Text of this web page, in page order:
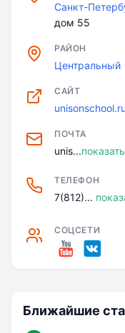
Санкт-
дом 55
РАЙОН
Центральный
САЙТ
ПОЧТА
unis...
ТЕЛЕФОН
7(812)...
СОЦСЕТИ
Ближайшие